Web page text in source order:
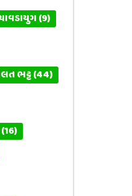
(9)
ભટ્ટ(44)
(16)